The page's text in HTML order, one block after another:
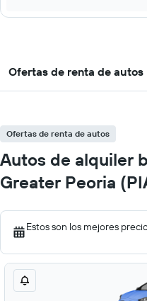
Ofertas de renta de autos
Ofertas de renta de autos
Autos de alquiler
Greater Peoria
Estos son los mejores